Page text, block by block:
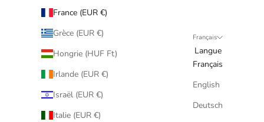
France (EUR €)
Grèce (EUR €)
Hongrie (HUF Ft)
Irlande (EUR €)
Israël (EUR €)
Italie (EUR €)
Français
Langue
Français
English
Deutsch